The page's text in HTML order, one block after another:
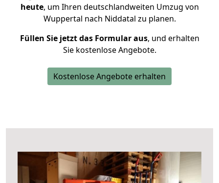
heute, um Ihren deutschlandweiten Umzug von
Wuppertal nach Niddatal zu planen.
Füllen Sie jetzt das Formular aus, und erhalten
Sie kostenlose Angebote.
Kostenlose Angebote erhalten